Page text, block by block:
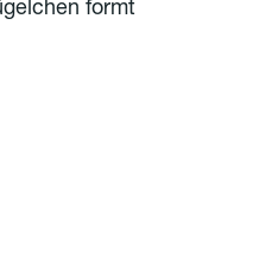
formt